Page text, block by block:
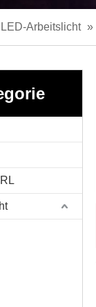
LED-Arbeitslicht »